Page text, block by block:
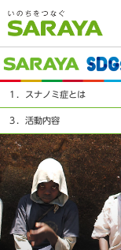
１．スナノミ症とは
３．活動内容